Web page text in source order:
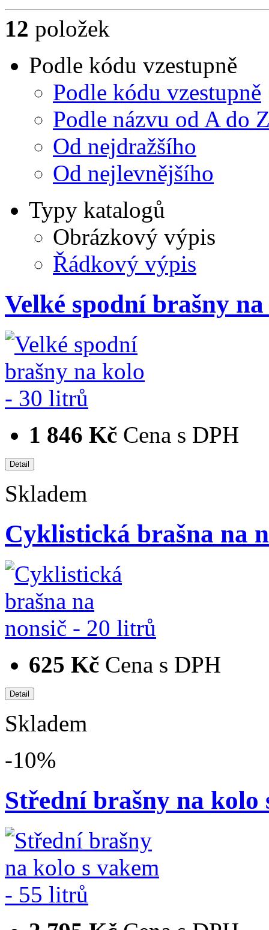
12 položek
Podle kódu vzestupně
Podle kódu vzestupně
Podle názvu od A do
Od nejdražšího
Od nejlevnějšího
Typy katalogů
Obrázkový výpis
Řádkový výpis
Velké spodní brašny
1 846 Kč Cena s DPH
Skladem
Cyklistická brašna na
625 Kč Cena s DPH
Skladem
-10%
Střední brašny na